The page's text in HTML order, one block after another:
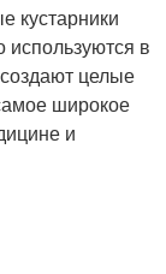
кустарники
используются в
целые
широкое
и